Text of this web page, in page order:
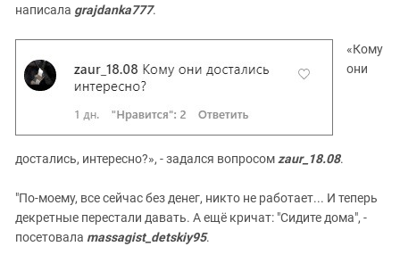
написала grajdanka777.
«Кому
они
достались, интересно?», - задался вопросом zaur_18.08.
"По-моему, все сейчас без денег, никто не работает... И теперь
декретные перестали давать. А ещё кричат: "Сидите дома", -
посетовала massagist_detskiy95.